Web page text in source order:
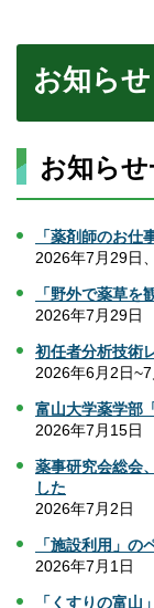
お知らせ
お知ら
「薬剤師のお
2026年7月29日
「野外で薬草
2026年7月29日
初任者分析技術
2026年6月2日
富山大学薬学部
2026年7月15日
薬事研究会総会
した
2026年7月2日
「施設利用」の
2026年7月1日
「くすりの富